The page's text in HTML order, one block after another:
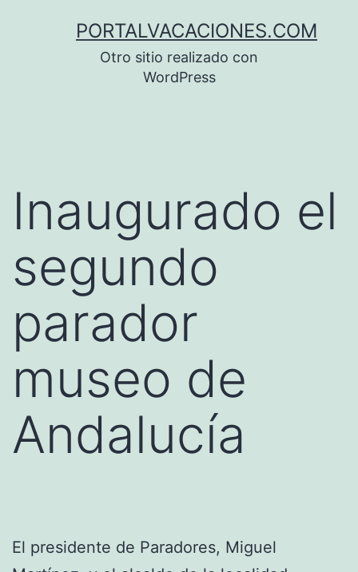
PORTALVACACIONES.COM
Otro sitio realizado con
WordPress
Inaugurado el
segundo
parador
museo de
Andalucía
El presidente de Paradores, Miguel